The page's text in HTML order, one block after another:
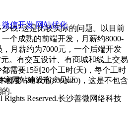
?这是比较实际的问题。以目前
个成熟的前端开发，月薪约8000-
月薪约为7000元，一个后端开发
。有交互设计、有商城和线上交易
需要15到20个工时(天)，每个工时
都要12000元(800X20)，这是不包含
的.
微信开发 网站优化
家网站建设客户见证
Rights Reserved.长沙善微网络科技